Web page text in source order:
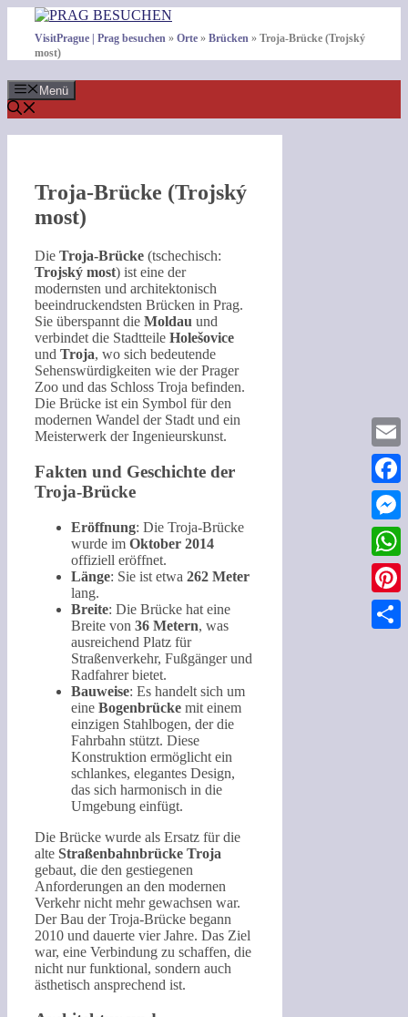
Inhalt
springen
VisitPrague | Prag besuchen » Orte » Brücken » Troja-Brücke (Trojský
most)
Menü
Troja-Brücke (Trojský
most)
Die Troja-Brücke (tschechisch:
Trojský most) ist eine der
modernsten und architektonisch
beeindruckendsten Brücken in Prag.
Sie überspannt die Moldau und
verbindet die Stadtteile Holešovice
und Troja, wo sich bedeutende
Sehenswürdigkeiten wie der Prager
Zoo und das Schloss Troja befinden.
Die Brücke ist ein Symbol für den
modernen Wandel der Stadt und ein
Meisterwerk der Ingenieurskunst.
Fakten und Geschichte der
Troja-Brücke
Eröffnung: Die Troja-Brücke
wurde im Oktober 2014
offiziell eröffnet.
Länge: Sie ist etwa 262 Meter
lang.
Breite: Die Brücke hat eine
Breite von 36 Metern, was
ausreichend Platz für
Straßenverkehr, Fußgänger und
Radfahrer bietet.
Bauweise: Es handelt sich um
eine Bogenbrücke mit einem
einzigen Stahlbogen, der die
Fahrbahn stützt. Diese
Konstruktion ermöglicht ein
schlankes, elegantes Design,
das sich harmonisch in die
Umgebung einfügt.
Die Brücke wurde als Ersatz für die
alte Straßenbahnbrücke Troja
gebaut, die den gestiegenen
Anforderungen an den modernen
Verkehr nicht mehr gewachsen war.
Der Bau der Troja-Brücke begann
2010 und dauerte vier Jahre. Das Ziel
war, eine Verbindung zu schaffen, die
nicht nur funktional, sondern auch
ästhetisch ansprechend ist.
Email